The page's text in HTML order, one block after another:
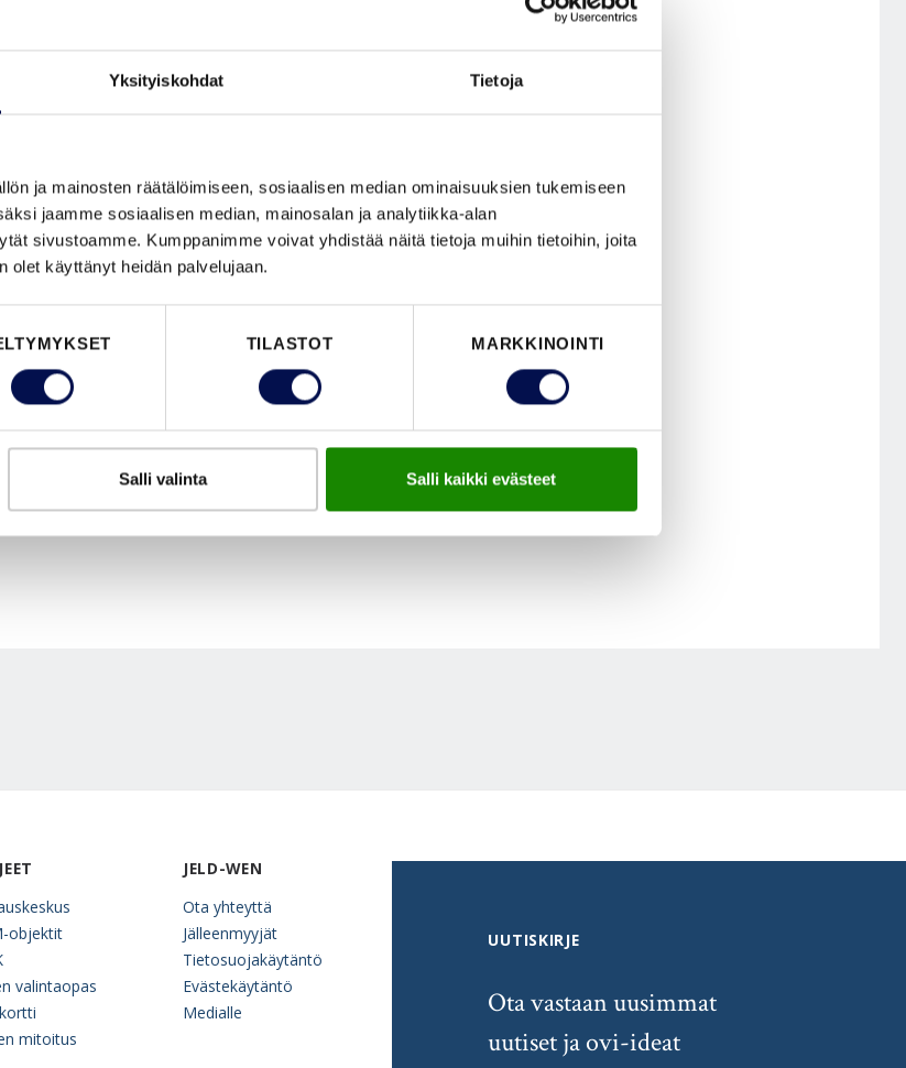
Yksityiskohdat Tietoja
ja mainosten räätälöimiseen, sosiaalisen median ominaisuuksien tukemiseen
jaamme sosiaalisen median, mainosalan ja analytiikka-alan
sivustoamme. Kumppanimme voivat yhdistää näitä tietoja muihin tietoihin, joita
olet käyttänyt heidän palvelujaan.
TILASTOT MARKKINOINTI
Salli valinta Salli kaikki evästeet
KÄTISYYS
Sisäoven valintaopas
Kätisyys
objektit
valintaopas
mitoitus
JELD-WEN
Ota yhteyttä
Jälleenmyyjät
Tietosuojakäytäntö
Evästekäytäntö
Medialle
UUTISKIRJE
Ota vastaan uusimmat
uutiset ja ovi-ideat